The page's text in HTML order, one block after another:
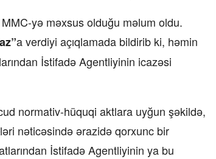
MMC-yə məxsus olduğu məlum oldu.
a verdiyi açıqlamada bildirib ki, həmin
İstifadə Agentliyinin icazəsi
normativ-hüquqi aktlara uyğun şəkildə,
nəticəsində ərazidə qorxunc bir
İstifadə Agentliyinin ya bu